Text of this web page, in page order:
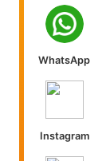
WhatsApp
Instagram